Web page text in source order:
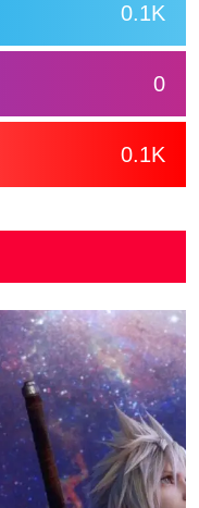
0.1K
0
0.1K